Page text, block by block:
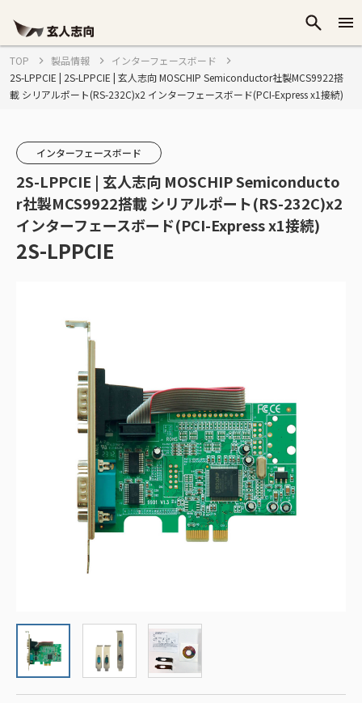
TOP 製品情報
インターフェースボード
2S-LPPCIE | 2S-LPPCIE | 玄人志向 MOSCHIP Semiconductor社製MCS9922搭
載 シリアルポート(RS-232C)x2 インターフェースボード(PCI-Express x1接続)
インターフェースボード
2S-LPPCIE | 玄人志向 MOSCHIP Semiconducto
r社製MCS9922搭載 シリアルポート(RS-232C)x2
インターフェースボード(PCI-Express x1接続)
2S-LPPCIE